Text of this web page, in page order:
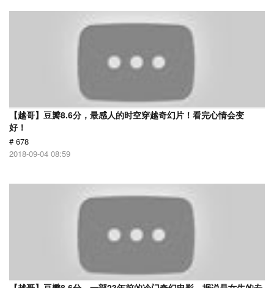
【越哥】豆瓣8.6分，最感人的时空穿越奇幻片！看完心情会变
好！
# 678
2018-09-04 08:59